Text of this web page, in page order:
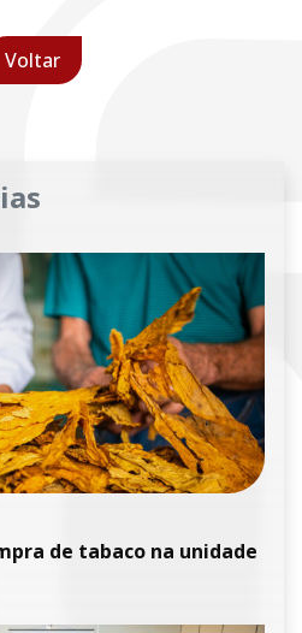
Voltar
de tabaco na unidade